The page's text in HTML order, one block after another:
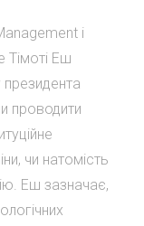
і
Тімоті Еш
президента
проводити
чи натомість
Еш зазначає,